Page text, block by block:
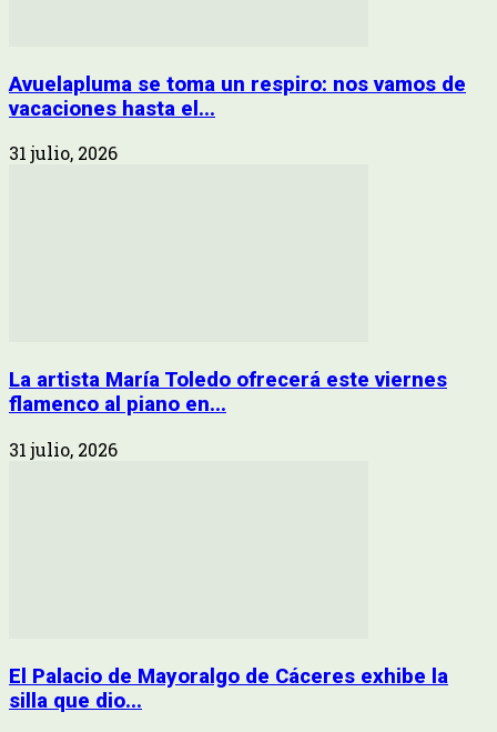
Avuelapluma se toma un respiro: nos vamos de
vacaciones hasta el...
31 julio, 2026
La artista María Toledo ofrecerá este viernes
flamenco al piano en...
31 julio, 2026
El Palacio de Mayoralgo de Cáceres exhibe la
silla que dio...